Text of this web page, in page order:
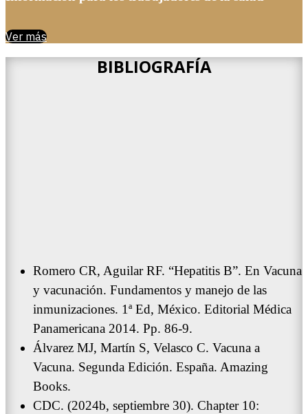
Ver más
BIBLIOGRAFÍA
Romero CR, Aguilar RF. “Hepatitis B”. En Vacuna
y vacunación. Fundamentos y manejo de las
inmunizaciones. 1ª Ed, México. Editorial Médica
Panamericana 2014. Pp. 86-9.
Álvarez MJ, Martín S, Velasco C. Vacuna a
Vacuna. Segunda Edición. España. Amazing
Books.
CDC. (2024b, septiembre 30). Chapter 10: